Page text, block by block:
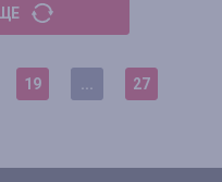
19 27